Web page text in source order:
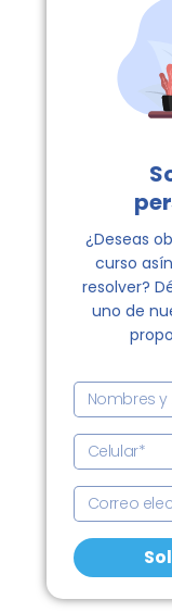
¿Deseas
curso
resolver?
uno de
N
o
m
b
r
y
p
C
e
l
u
a
C
o
r
r